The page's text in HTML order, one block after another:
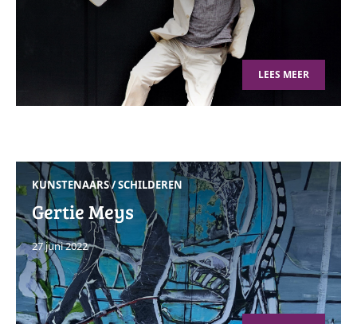
LEES MEER
KUNSTENAARS/SCHILDEREN
Gertie Meys
27 juni 2022